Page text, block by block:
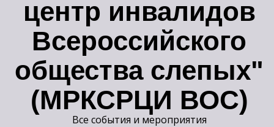
центр инвалидов
Всероссийского
общества слепых"
(МРКСРЦИ ВОС)
Все события и мероприятия